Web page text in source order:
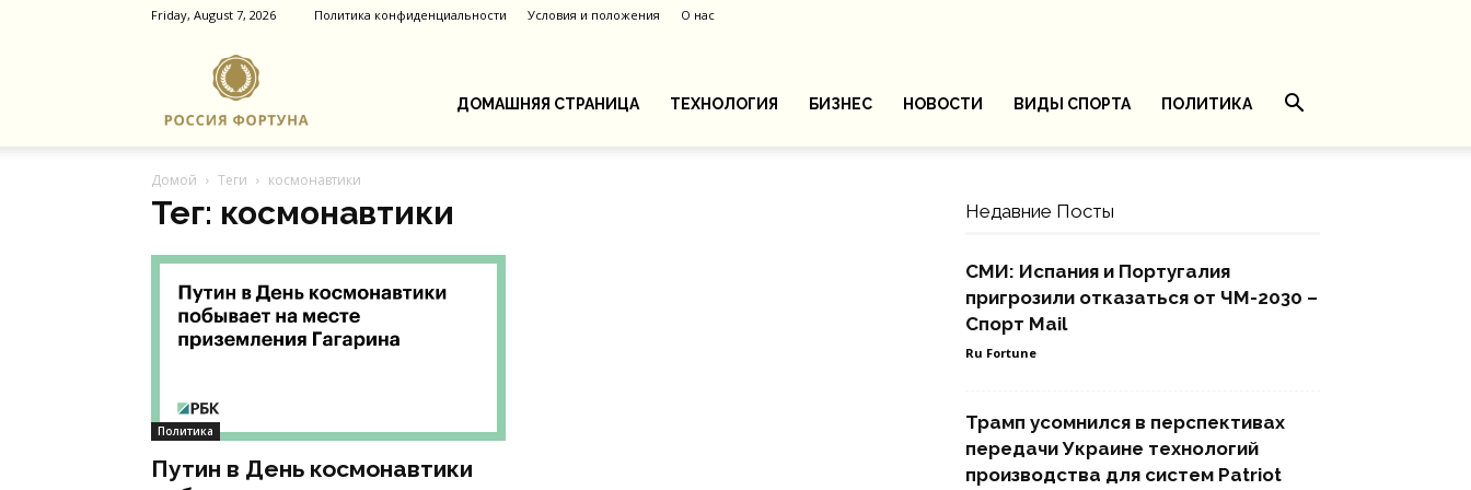
Friday, August 7, 2026 Политика конфиденциальности Условия и положения О нас
Фортуна
ДОМАШНЯЯ СТРАНИЦА ТЕХНОЛОГИЯ БИЗНЕС НОВОСТИ ВИДЫ СПОРТА ПОЛИТИКА
Домой Теги космонавтики
Тег: космонавтики
Политика
Путин в День космонавтики
Недавние Посты
СМИ: Испания и Португалия
пригрозили отказаться от ЧМ-2030 –
Спорт Mail
Ru Fortune
Трамп усомнился в перспективах
передачи Украине технологий
производства для систем Patriot